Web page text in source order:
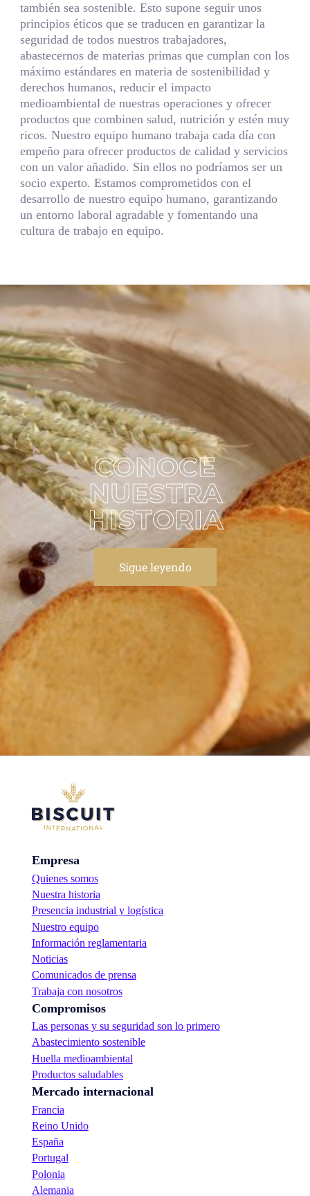
también sea sostenible. Esto supone seguir unos
principios éticos que se traducen en garantizar la
seguridad de todos nuestros trabajadores,
abastecernos de materias primas que cumplan con los
máximo estándares en materia de sostenibilidad y
derechos humanos, reducir el impacto
medioambiental de nuestras operaciones y ofrecer
productos que combinen salud, nutrición y estén muy
ricos. Nuestro equipo humano trabaja cada día con
empeño para ofrecer productos de calidad y servicios
con un valor añadido. Sin ellos no podríamos ser un
socio experto. Estamos comprometidos con el
desarrollo de nuestro equipo humano, garantizando
un entorno laboral agradable y fomentando una
cultura de trabajo en equipo.
CONOCE
NUESTRA
HISTORIA
Sigue leyendo
Empresa
Quienes somos
Nuestra historia
Presencia industrial y logística
Nuestro equipo
Información reglamentaria
Noticias
Comunicados de prensa
Trabaja con nosotros
Compromisos
Las personas y su seguridad son lo primero
Abastecimiento sostenible
Huella medioambiental
Productos saludables
Mercado internacional
Francia
Reino Unido
España
Portugal
Polonia
Alemania